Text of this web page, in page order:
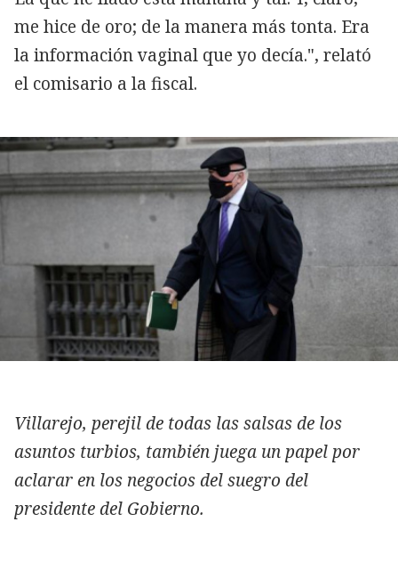
me hice de oro; de la manera más tonta. Era
la información vaginal que yo decía.", relató
el comisario a la fiscal.
Villarejo, perejil de todas las salsas de los
asuntos turbios, también juega un papel por
aclarar en los negocios del suegro del
presidente del Gobierno.